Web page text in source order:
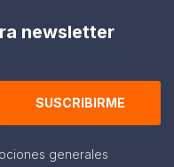
newsletter
SUSCRIBIRME
generales